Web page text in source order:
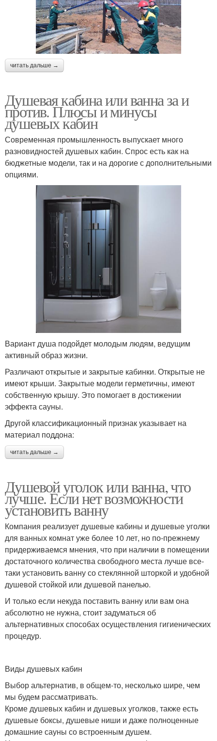
читать дальше →
Душевая кабина или ванна за и
против. Плюсы и минусы
душевых кабин
Современная промышленность выпускает много
разновидностей душевых кабин. Спрос есть как на
бюджетные модели, так и на дорогие с дополнительными
опциями.
Вариант душа подойдет молодым людям, ведущим
активный образ жизни.
Различают открытые и закрытые кабинки. Открытые не
имеют крыши. Закрытые модели герметичны, имеют
собственную крышу. Это помогает в достижении
эффекта сауны.
Другой классификационный признак указывает на
материал поддона:
читать дальше →
Душевой уголок или ванна, что
лучше. Если нет возможности
установить ванну
Компания реализует душевые кабины и душевые уголки
для ванных комнат уже более 10 лет, но по-прежнему
придерживаемся мнения, что при наличии в помещении
достаточного количества свободного места лучше все-
таки установить ванну со стеклянной шторкой и удобной
душевой стойкой или душевой панелью.
И только если некуда поставить ванну или вам она
абсолютно не нужна, стоит задуматься об
альтернативных способах осуществления гигиенических
процедур.
Виды душевых кабин
Выбор альтернатив, в общем-то, несколько шире, чем
мы будем рассматривать.
Кроме душевых кабин и душевых уголков, также есть
душевые боксы, душевые ниши и даже полноценные
домашние сауны со встроенным душем.